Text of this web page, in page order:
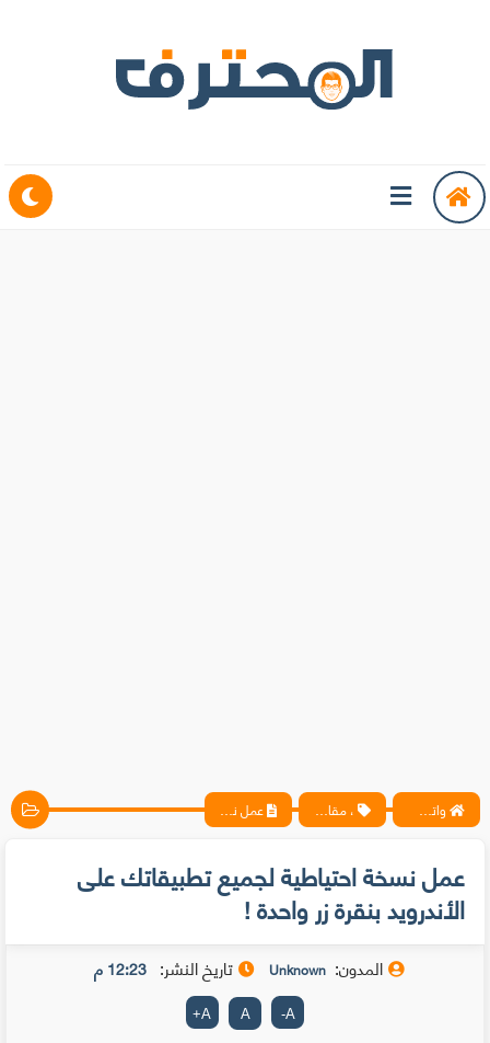
واتس آب ، فيسبوك ، أنترنت ، شروحات تقنية حصرية - المحترف ، مقالات عمل نسخة احتياطية لجميع تطبيقاتك على الأندرويد بنقرة زر واحدة !
عمل نسخة احتياطية لجميع تطبيقاتك على
الأندرويد بنقرة زر واحدة !
المدون: Unknown تاريخ النشر: 12:23 م
A
-
A
A
+